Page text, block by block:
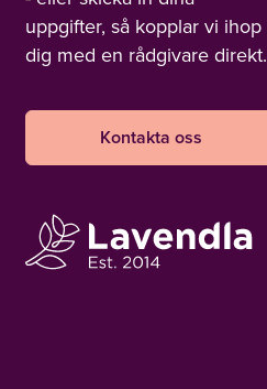
uppgifter, så kopplar vi ihop
dig med en rådgivare direkt.
Kontakta oss